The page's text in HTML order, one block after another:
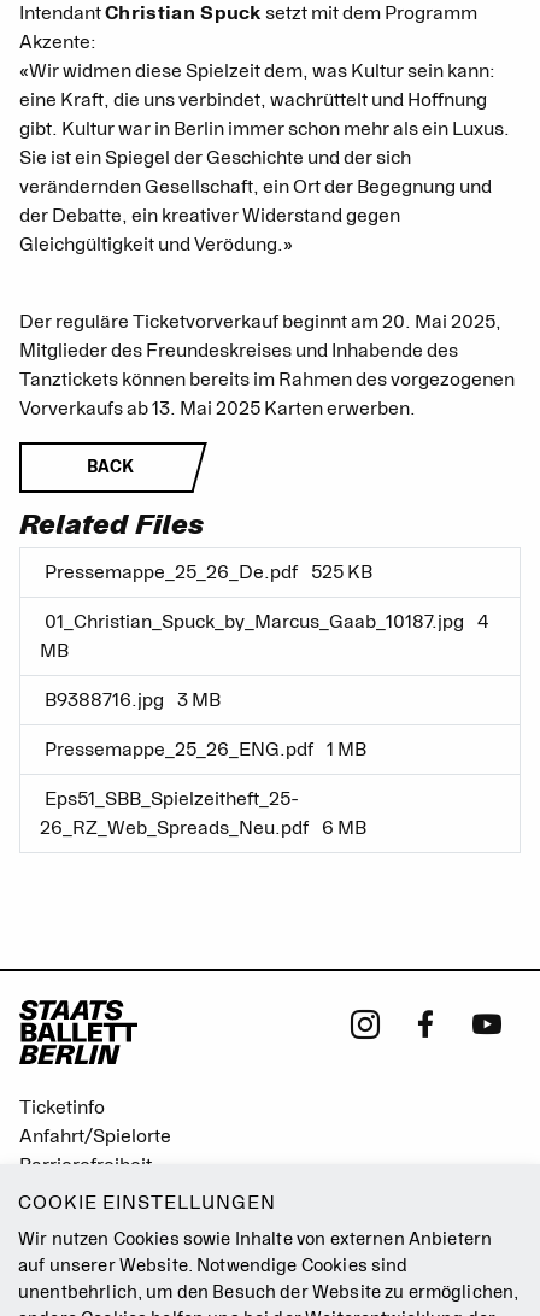
IntendantChristian Spuck setzt mit dem Programm
Akzente:
«Wir widmen diese Spielzeit dem, was Kultur sein kann:
eine Kraft, die uns verbindet, wachrüttelt und Hoffnung
gibt. Kultur war in Berlin immer schon mehr als ein Luxus.
Sie ist ein Spiegel der Geschichte und der sich
verändernden Gesellschaft, ein Ort der Begegnung und
der Debatte, ein kreativer Widerstand gegen
Gleichgültigkeit und Verödung.»
Der reguläre Ticketvorverkauf beginnt am 20. Mai 2025,
Mitglieder des Freundeskreises und Inhabende des
Tanztickets können bereits im Rahmen des vorgezogenen
Vorverkaufs ab 13. Mai 2025 Karten erwerben.
BACK
Related Files
Pressemappe_25_26_De.pdf 525 KB
01_Christian_Spuck_by_Marcus_Gaab_10187.jpg 4
MB
B9388716.jpg 3 MB
Pressemappe_25_26_ENG.pdf 1 MB
Eps51_SBB_Spielzeitheft_25-
26_RZ_Web_Spreads_Neu.pdf 6 MB
Ticketinfo
Anfahrt/Spielorte
Barrierefreiheit
Leichte Sprache
Leitbild
Presse
COOKIE EINSTELLUNGEN
Wir nutzen Cookies sowie Inhalte von externen Anbietern
auf unserer Website. Notwendige Cookies sind
unentbehrlich, um den Besuch der Website zu ermöglichen,